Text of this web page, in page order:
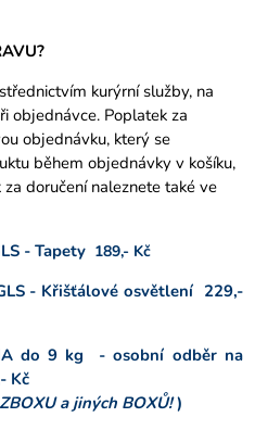
kurýrní služby, na
objednávce. Poplatek za
objednávku, který se
během objednávky v košíku,
doručení naleznete také ve
- Tapety 189,- Kč
- Křišťálové osvětlení 229,-
do 9 kg - osobní odběr na
Kč
a jiných BOXŮ!)